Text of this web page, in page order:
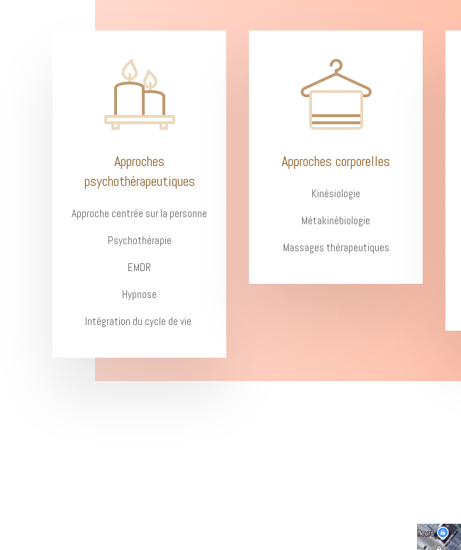
Approches
psychothérapeutiques
Approche centrée sur la personne
Psychothérapie
EMDR
Hypnose
Intégration du cycle de vie
Approches corporelles
Kinésiologie
Métakinébiologie
Massages thérapeutiques